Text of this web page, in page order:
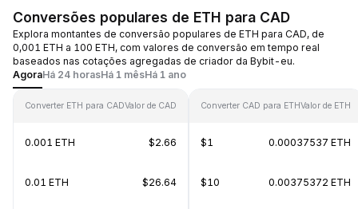
Conversões populares de ETH para CAD
Explora montantes de conversão populares de ETH para CAD, de
0,001 ETH a 100 ETH, com valores de conversão em tempo real
baseados nas cotações agregadas de criador da Bybit-eu.
AgoraHá 24 horasHá 1 mêsHá 1 ano
Converter ETH para CADValor de CAD
0.001 ETH $2.66
0.01 ETH $26.64
Converter CAD para ETHValor de ETH
$1 0.00037537 ETH
$10 0.00375372 ETH